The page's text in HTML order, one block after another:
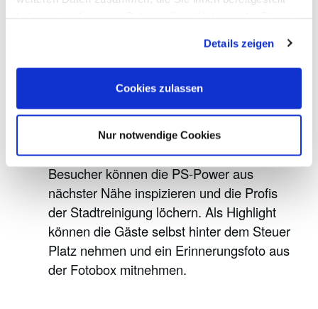
Details zeigen
Cookies zulassen
Nur notwendige Cookies
Metallteile direkt aus den Anlagen
korrekte Entsorgung.
Kehrmaschinen-Inspektion – Dein Selfie
am Steuer: Für Technikbegeisterte öffnet
aha die Türen einer echten Kehrmaschine.
Besucher können die PS-Power aus
nächster Nähe inspizieren und die Profis
der Stadtreinigung löchern. Als Highlight
können die Gäste selbst hinter dem Steuer
Platz nehmen und ein Erinnerungsfoto aus
der Fotobox mitnehmen.